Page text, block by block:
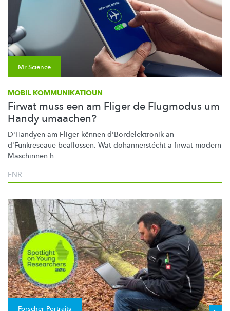
Mr Science
MOBIL KOMMUNIKATIOUN
Firwat muss een am Fliger de Flugmodus um
Handy umaachen?
D'Handyen am Fliger kënnen d'Bordelektronik an
d'Funkreseaue beaflossen. Wat dohannerstécht a firwat modern
Maschinnen h...
FNR
Forscher-Portraits